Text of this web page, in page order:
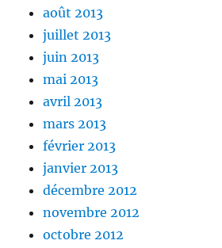
août 2013
juillet 2013
juin 2013
mai 2013
avril 2013
mars 2013
février 2013
janvier 2013
décembre 2012
novembre 2012
octobre 2012